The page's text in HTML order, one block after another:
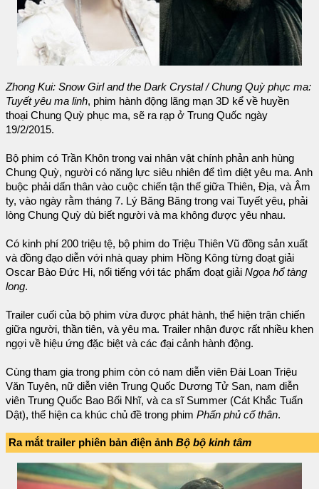
Zhong Kui: Snow Girl and the Dark Crystal / Chung Quỳ phục ma:
Tuyết yêu ma linh, phim hành động lãng mạn 3D kể về huyền
thoại Chung Quỳ phục ma, sẽ ra rạp ở Trung Quốc ngày
19/2/2015.
Bộ phim có Trần Khôn trong vai nhân vật chính phản anh hùng
Chung Quỳ, người có năng lực siêu nhiên để tìm diệt yêu ma. Anh
buộc phải dấn thân vào cuộc chiến tận thế giữa Thiên, Địa, và Âm
ty, vào ngày rằm tháng 7. Lý Băng Băng trong vai Tuyết yêu, phải
lòng Chung Quỳ dù biết người và ma không được yêu nhau.
Có kinh phí 200 triệu tệ, bộ phim do Triệu Thiên Vũ đồng sản xuất
và đồng đạo diễn với nhà quay phim Hồng Kông từng đoạt giải
Oscar Bào Đức Hi, nổi tiếng với tác phẩm đoạt giải Ngọa hổ tàng
long.
Trailer cuối của bộ phim vừa được phát hành, thể hiện trận chiến
giữa người, thần tiên, và yêu ma. Trailer nhận được rất nhiều khen
ngợi về hiệu ứng đặc biệt và các đại cảnh hành động.
Cùng tham gia trong phim còn có nam diễn viên Đài Loan Triệu
Văn Tuyên, nữ diễn viên Trung Quốc Dương Tử San, nam diễn
viên Trung Quốc Bao Bối Nhĩ, và ca sĩ Summer (Cát Khắc Tuấn
Dật), thể hiện ca khúc chủ đề trong phim Phấn phủ cố thân.
Ra mắt trailer phiên bản điện ảnh Bộ bộ kinh tâm